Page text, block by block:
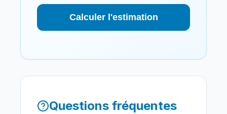
Calculer l'estimation
Questions fréquentes